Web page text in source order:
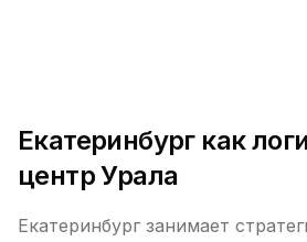
Екатеринбург как
центр Урала
Екатеринбург занимает